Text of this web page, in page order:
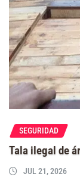
SEGURIDAD
Tala ilegal de
JUL 21, 2026